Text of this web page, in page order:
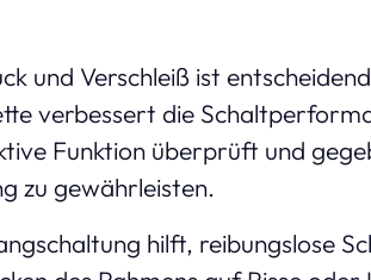
und Verschleiß ist
verbessert die
Funktion überprüft und
zu gewährleisten.
hilft, reibungslose